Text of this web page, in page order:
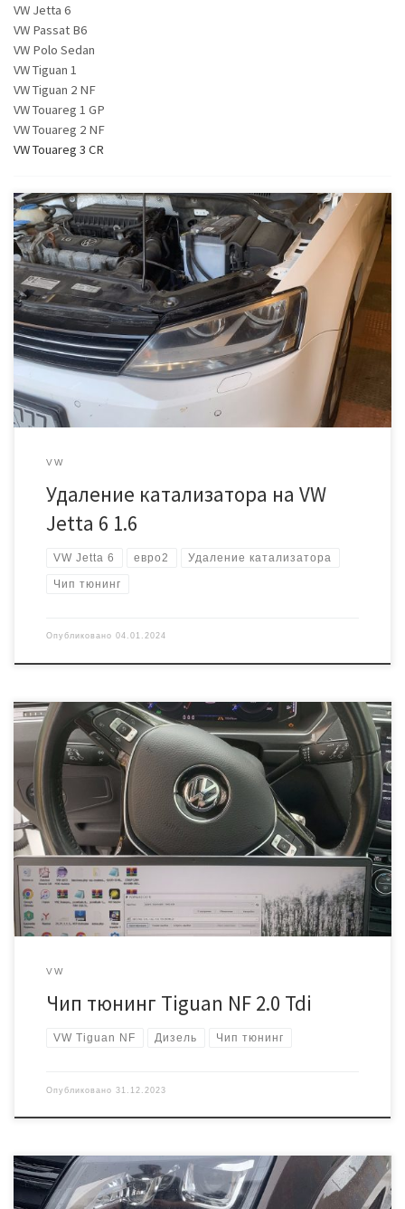
VW Jetta 6
VW Passat B6
VW Polo Sedan
VW Tiguan 1
VW Tiguan 2 NF
VW Touareg 1 GP
VW Touareg 2 NF
VW Touareg 3 CR
Автомобиль ФВ Джетта с мотором CLRA. Сразу хочется
отметить, что никаких ошибок или проблем замечено не было.
Просто «паранойя» владельца заставила проверить состояние
катализатора, пробег всё таки 256 тысяч км. И оказалось, что не
зря! Откручиваем приемную трубу и видим: А дальше делаем чип
тюнинг под нормы евро2 И продолжаем […]
VW
Удаление катализатора на VW
Jetta 6 1.6
VW Jetta 6 евро2 Удаление катализатора
Чип тюнинг
Опубликовано 04.01.2024
Сделали программное увеличение мощности на дизельном
Тигуане второго поколения. Буквенное обозначение двигателя
DFGA ЭБУ bosch EDC17C74 № 04L906026QT Экологию не трогали,
прошивка «пишется» через диагностический разъем
VW
Чип тюнинг Tiguan NF 2.0 Tdi
VW Tiguan NF Дизель Чип тюнинг
Опубликовано 31.12.2023